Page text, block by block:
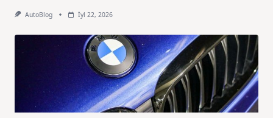
AutoBlog İyl 22, 2026